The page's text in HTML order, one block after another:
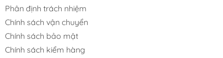
Phân định trách nhiệm
Chính sách vận chuyển
Chính sách bảo mật
Chính sách kiểm hàng